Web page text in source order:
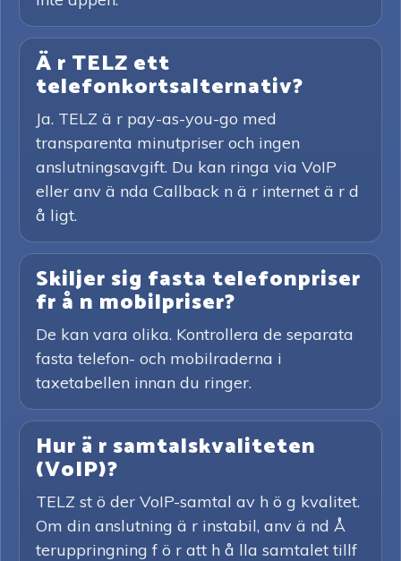
Ä r TELZ ett
telefonkortsalternativ?
Ja. TELZ ä r pay-as-you-go med
transparenta minutpriser och ingen
anslutningsavgift. Du kan ringa via VoIP
eller anv ä nda Callback n ä r internet ä r d
å ligt.
Skiljer sig fasta telefonpriser
fr å n mobilpriser?
De kan vara olika. Kontrollera de separata
fasta telefon- och mobilraderna i
taxetabellen innan du ringer.
Hur ä r samtalskvaliteten
(VoIP)?
TELZ st ö der VoIP-samtal av h ö g kvalitet.
Om din anslutning ä r instabil, anv ä nd Å
teruppringning f ö r att h å lla samtalet tillf